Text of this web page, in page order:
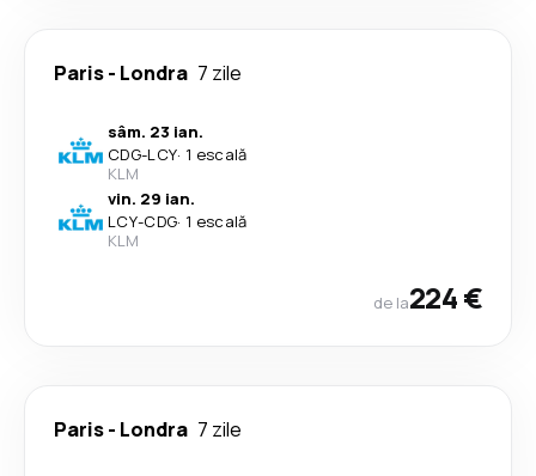
Paris- Londra 7 zile
sâm. 23 ian.
CDG-LCY· 1 escală
KLM
vin. 29 ian.
LCY-CDG· 1 escală
KLM
de la224 €
Paris- Londra 7 zile